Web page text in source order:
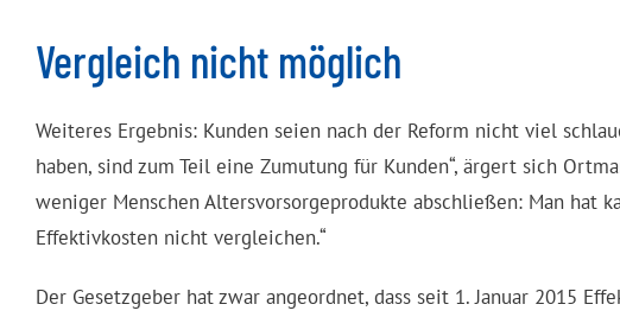
Vergleich nicht möglich
Weiteres Ergebnis: Kunden seien nach der Reform nicht viel
haben, sind zum Teil eine Zumutung für Kunden“, ärgert sich
weniger Menschen Altersvorsorgeprodukte abschließen: Man hat
Effektivkosten nicht vergleichen.“
Der Gesetzgeber hat zwar angeordnet, dass seit 1. Januar 2015